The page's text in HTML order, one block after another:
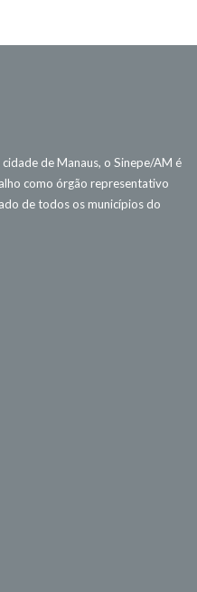
de Manaus, o Sinepe/AM é
como órgão representativo
de todos os municípios do